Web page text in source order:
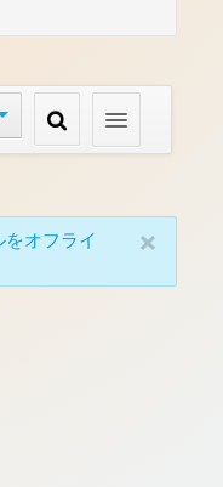
×
オフライ